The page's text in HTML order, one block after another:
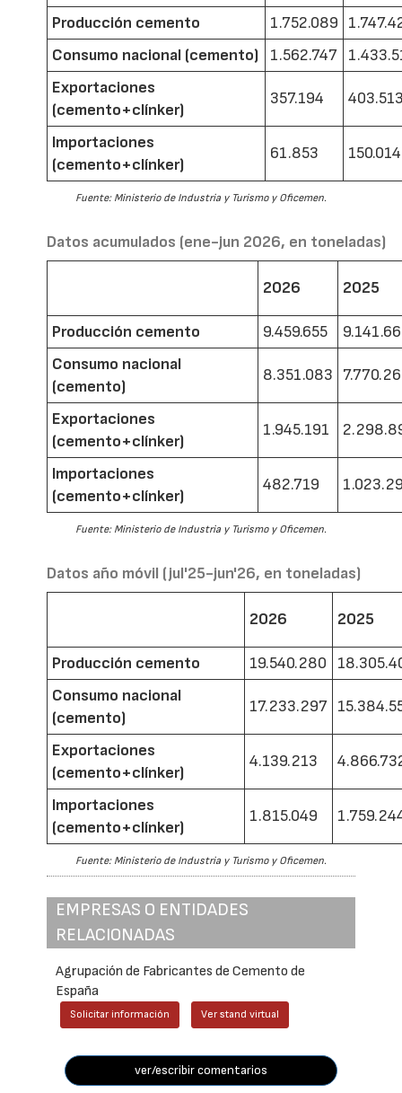
Producción cemento 1.752.089
Consumo nacional (cemento)
1.562.747
Exportaciones
(cemento+clínker)
357.194
Importaciones
(cemento+clínker)
61.853 150.014
Fuente: Ministerio de Industria y Turismo y Oficemen.
Datos acumulados (ene-jun 2026, en toneladas)
2026 2025
Producción cemento 9.459.655
Consumo nacional
(cemento)
8.351.083
Exportaciones
(cemento+clínker)
1.945.191
Importaciones
(cemento+clínker)
482.719
Fuente: Ministerio de Industria y Turismo y Oficemen.
Datos año móvil (jul'25-jun'26, en toneladas)
2026 2025
Producción cemento 19.540.280
Consumo nacional
(cemento)
17.233.297
Exportaciones
(cemento+clínker)
4.139.213
Importaciones
(cemento+clínker)
1.815.049
Fuente: Ministerio de Industria y Turismo y Oficemen.
EMPRESAS O ENTIDADES
RELACIONADAS
Agrupación de Fabricantes de Cemento de
España
Solicitar información Ver stand virtual
ver/escribir comentarios